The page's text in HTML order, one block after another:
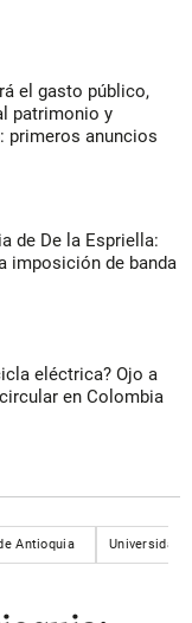
el gasto público,
patrimonio y
primeros anuncios
de De la Espriella:
imposición de banda
eléctrica? Ojo a
en Colombia
Antioquia Universidad